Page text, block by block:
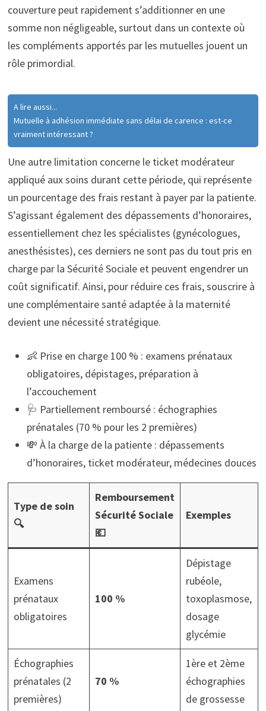
couverture peut rapidement s’additionner en une
somme non négligeable, surtout dans un contexte où
les compléments apportés par les mutuelles jouent un
rôle primordial.
A lire aussi...
Mutuelle à adhésion immédiate sans délai de carence : est-ce
vraiment intéressant ?
Une autre limitation concerne le ticket modérateur
appliqué aux soins durant cette période, qui représente
un pourcentage des frais restant à payer par la patiente.
S’agissant également des dépassements d’honoraires,
essentiellement chez les spécialistes (gynécologues,
anesthésistes), ces derniers ne sont pas du tout pris en
charge par la Sécurité Sociale et peuvent engendrer un
coût significatif. Ainsi, pour réduire ces frais, souscrire à
une complémentaire santé adaptée à la maternité
devient une nécessité stratégique.
👶 Prise en charge 100 % : examens prénataux
obligatoires, dépistages, préparation à
l’accouchement
🩺 Partiellement remboursé : échographies
prénatales (70 % pour les 2 premières)
💸 À la charge de la patiente : dépassements
d’honoraires, ticket modérateur, médecines douces
Type de soin
🔍
Remboursement
Sécurité Sociale
💶
Exemples
Examens
prénataux
obligatoires
100 %
Dépistage
rubéole,
toxoplasmose,
dosage
glycémie
Échographies
prénatales (2
premières)
70 %
1ère et 2ème
échographies
de grossesse